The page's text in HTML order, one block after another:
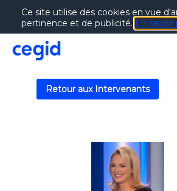
Retour aux Intervenants
VB
Ce site utilise des cookies en vue
pertinence et de publicité. En savoir